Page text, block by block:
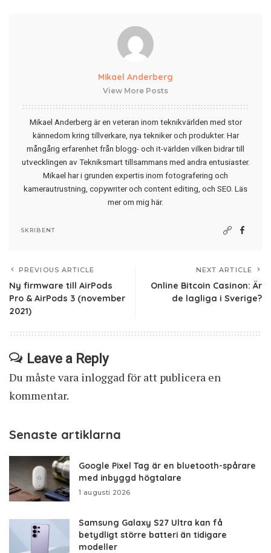
Mikael Anderberg
View More Posts
Mikael Anderberg är en veteran inom teknikvärlden med stor
kännedom kring tillverkare, nya tekniker och produkter. Har
mångårig erfarenhet från blogg- och it-världen vilken bidrar till
utvecklingen av Tekniksmart tillsammans med andra entusiaster.
Mikael har i grunden expertis inom fotografering och
kamerautrustning, copywriter och content editing, och SEO. Läs
mer om mig här.
SKRIBENT
PREVIOUS ARTICLE
Ny firmware till AirPods
Pro & AirPods 3 (november
2021)
NEXT ARTICLE
Online Bitcoin Casinon: Är
de lagliga i Sverige?
Leave a Reply
Du måste vara inloggadför att publicera en
kommentar.
Senaste artiklarna
Google Pixel Tag är en bluetooth-spårare
med inbyggd högtalare
1 augusti 2026
Samsung Galaxy S27 Ultra kan få
betydligt större batteri än tidigare
modeller